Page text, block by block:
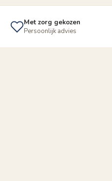
Met zorg gekozen
Persoonlijk advies